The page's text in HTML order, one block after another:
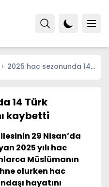
2025 hac sezonunda 14
14 Türk
kaybetti
29 Nisan’da
2025 yılı hac
Müslümanın
olurken hac
hayatını